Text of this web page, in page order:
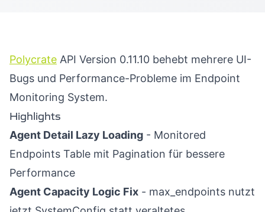
Polycrate API Version 0.11.10 behebt mehrere UI-
Bugs und Performance-Probleme im Endpoint
Monitoring System.
Highlights
Agent Detail Lazy Loading - Monitored
Endpoints Table mit Pagination für bessere
Performance
Agent Capacity Logic Fix - max_endpoints nutzt